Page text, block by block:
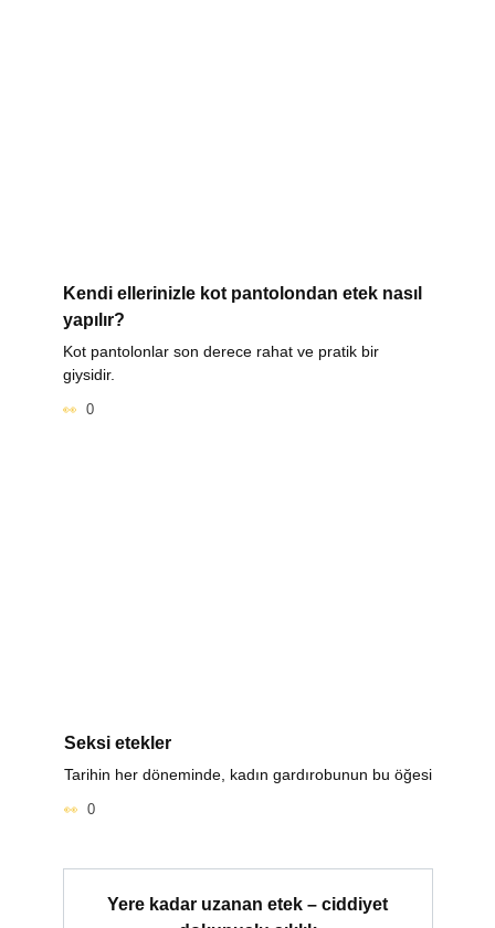
Kendi ellerinizle kot pantolondan etek nasıl
yapılır?
Kot pantolonlar son derece rahat ve pratik bir
giysidir.
0
Seksi etekler
Tarihin her döneminde, kadın gardırobunun bu öğesi
0
Yere kadar uzanan etek – ciddiyet